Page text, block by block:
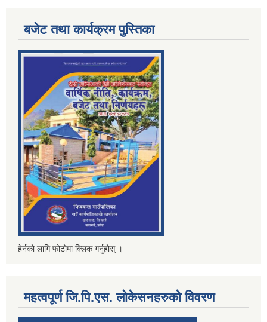
बजेट तथा कार्यक्रम पुस्तिका
हेर्नको लागि फोटोमा क्लिक गर्नुहोस् ।
महत्वपूर्ण जि.पि.एस. लोकेसनहरुको विवरण